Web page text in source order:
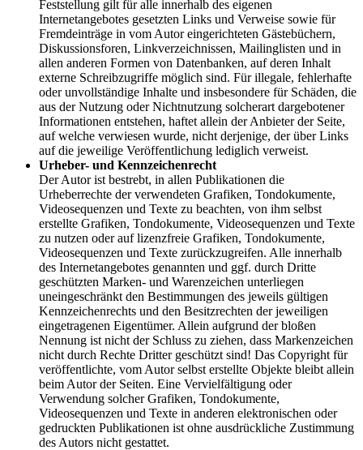
Feststellung gilt für alle innerhalb des eigenen
Internetangebotes gesetzten Links und Verweise sowie für
Fremdeinträge in vom Autor eingerichteten Gästebüchern,
Diskussionsforen, Linkverzeichnissen, Mailinglisten und in
allen anderen Formen von Datenbanken, auf deren Inhalt
externe Schreibzugriffe möglich sind. Für illegale, fehlerhafte
oder unvollständige Inhalte und insbesondere für Schäden, die
aus der Nutzung oder Nichtnutzung solcherart dargebotener
Informationen entstehen, haftet allein der Anbieter der Seite,
auf welche verwiesen wurde, nicht derjenige, der über Links
auf die jeweilige Veröffentlichung lediglich verweist.
Urheber- und Kennzeichenrecht
Der Autor ist bestrebt, in allen Publikationen die
Urheberrechte der verwendeten Grafiken, Tondokumente,
Videosequenzen und Texte zu beachten, von ihm selbst
erstellte Grafiken, Tondokumente, Videosequenzen und Texte
zu nutzen oder auf lizenzfreie Grafiken, Tondokumente,
Videosequenzen und Texte zurückzugreifen. Alle innerhalb
des Internetangebotes genannten und ggf. durch Dritte
geschützten Marken- und Warenzeichen unterliegen
uneingeschränkt den Bestimmungen des jeweils gültigen
Kennzeichenrechts und den Besitzrechten der jeweiligen
eingetragenen Eigentümer. Allein aufgrund der bloßen
Nennung ist nicht der Schluss zu ziehen, dass Markenzeichen
nicht durch Rechte Dritter geschützt sind! Das Copyright für
veröffentlichte, vom Autor selbst erstellte Objekte bleibt allein
beim Autor der Seiten. Eine Vervielfältigung oder
Verwendung solcher Grafiken, Tondokumente,
Videosequenzen und Texte in anderen elektronischen oder
gedruckten Publikationen ist ohne ausdrückliche Zustimmung
des Autors nicht gestattet.